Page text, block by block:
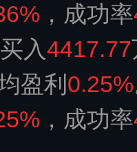
，成功率
买入4417.77
盈利 0.25%
，成功率